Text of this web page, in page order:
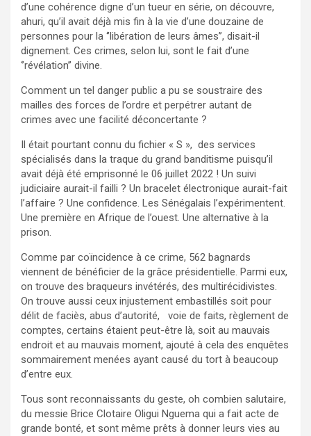
d’une cohérence digne d’un tueur en série, on découvre,
ahuri, qu’il avait déjà mis fin à la vie d’une douzaine de
personnes pour la ‘’libération de leurs âmes’’, disait-il
dignement. Ces crimes, selon lui, sont le fait d’une
‘’révélation’’ divine.
Comment un tel danger public a pu se soustraire des
mailles des forces de l’ordre et perpétrer autant de
crimes avec une facilité déconcertante ?
Il était pourtant connu du fichier « S », des services
spécialisés dans la traque du grand banditisme puisqu’il
avait déjà été emprisonné le 06 juillet 2022 ! Un suivi
judiciaire aurait-il failli ? Un bracelet électronique aurait-fait
l’affaire ? Une confidence. Les Sénégalais l’expérimentent.
Une première en Afrique de l’ouest. Une alternative à la
prison.
Comme par coïncidence à ce crime, 562 bagnards
viennent de bénéficier de la grâce présidentielle. Parmi eux,
on trouve des braqueurs invétérés, des multirécidivistes.
On trouve aussi ceux injustement embastillés soit pour
délit de faciès, abus d’autorité, voie de faits, règlement de
comptes, certains étaient peut-être là, soit au mauvais
endroit et au mauvais moment, ajouté à cela des enquêtes
sommairement menées ayant causé du tort à beaucoup
d’entre eux.
Tous sont reconnaissants du geste, oh combien salutaire,
du messie Brice Clotaire Oligui Nguema qui a fait acte de
grande bonté, et sont même prêts à donner leurs vies au